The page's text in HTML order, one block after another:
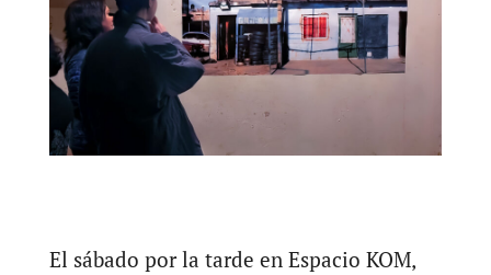
El sábado por la tarde en Espacio KOM,